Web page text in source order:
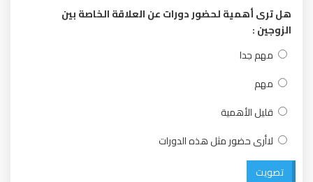
هل ترى أهمية لحضور دورات عن العلاقة الخاصة بين
الزوجين :
مهم جدا
مهم
قليل الأهمية
لاأرى حضور مثل هذه الدورات
تصويت